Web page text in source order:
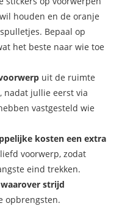
houden en de oranje
Bepaal op
het beste naar wie toe
uit de ruimte
nadat jullie eerst via
vastgesteld wie
kosten een extra
voorwerp, zodat
eind trekken.
strijd
opbrengsten.